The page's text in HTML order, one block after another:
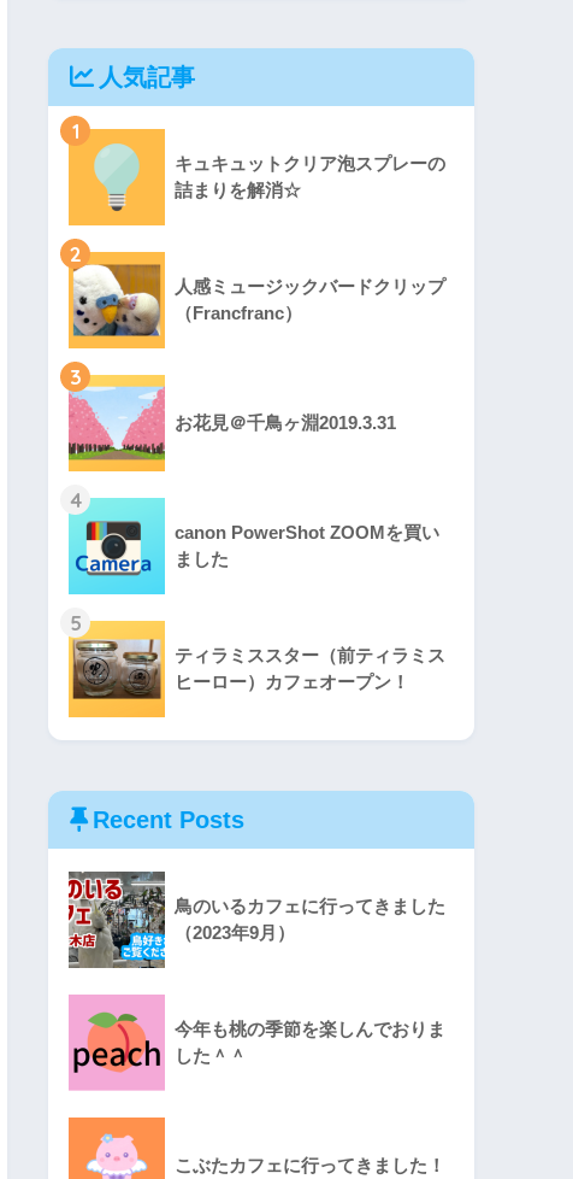
人気記事
1
キュキュットクリア泡スプレーの
詰まりを解消☆
2
人感ミュージックバードクリップ
（Francfranc）
3
お花見＠千鳥ヶ淵2019.3.31
4
canon PowerShot ZOOMを買い
ました
5
ティラミススター（前ティラミス
ヒーロー）カフェオープン！
Recent Posts
鳥のいるカフェに行ってきました
（2023年9月）
今年も桃の季節を楽しんでおりま
した＾＾
こぶたカフェに行ってきました！